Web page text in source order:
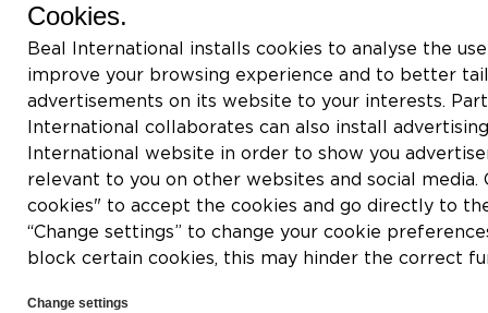
Cookies.
Beal International installs cookies to analyse the
improve your browsing experience and to better
advertisements on its website to your interests.
International collaborates can also install
International website in order to show you
relevant to you on other websites and social media.
cookies" to accept the cookies and go directly to
“Change settings” to change your cookie
block certain cookies, this may hinder the correct
Change settings